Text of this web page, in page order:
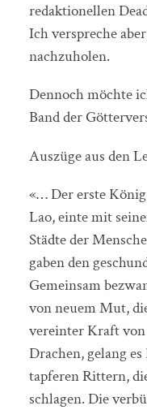
redaktionellen
Ich verspreche
nachzuholen.
Dennoch möchte
Band der
Auszüge aus den
«… Der erste
Lao, einte mit
Städte der
gaben den
Gemeinsam
von neuem Mut,
vereinter Kraft
Drachen, gelang
tapferen Rittern,
schlagen. Die